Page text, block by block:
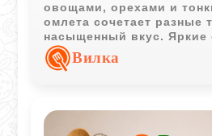
овощами, орехами и
омлета сочетает разные
насыщенный вкус. Яркие
лимонный сок делают его
выразительным.
Вилка